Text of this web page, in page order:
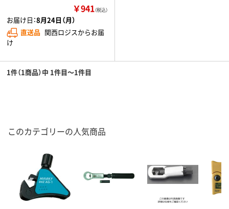
￥941（税込）
お届け日：8月24日（月）
直送品 関西ロジスからお届
け
1件（1商品）中 1件目～1件目
このカテゴリーの人気商品